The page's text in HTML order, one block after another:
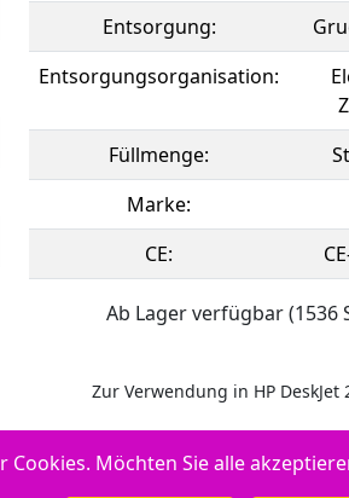
Entsorgung:
Entsorgungsorganisation:
Füllmenge:
Marke:
CE:
Ab Lager verfügbar (1536
Zur Verwendung in HP DeskJet
e - HP Envy 6032 - HP Envy Pro
Cookies. Möchten Sie alle